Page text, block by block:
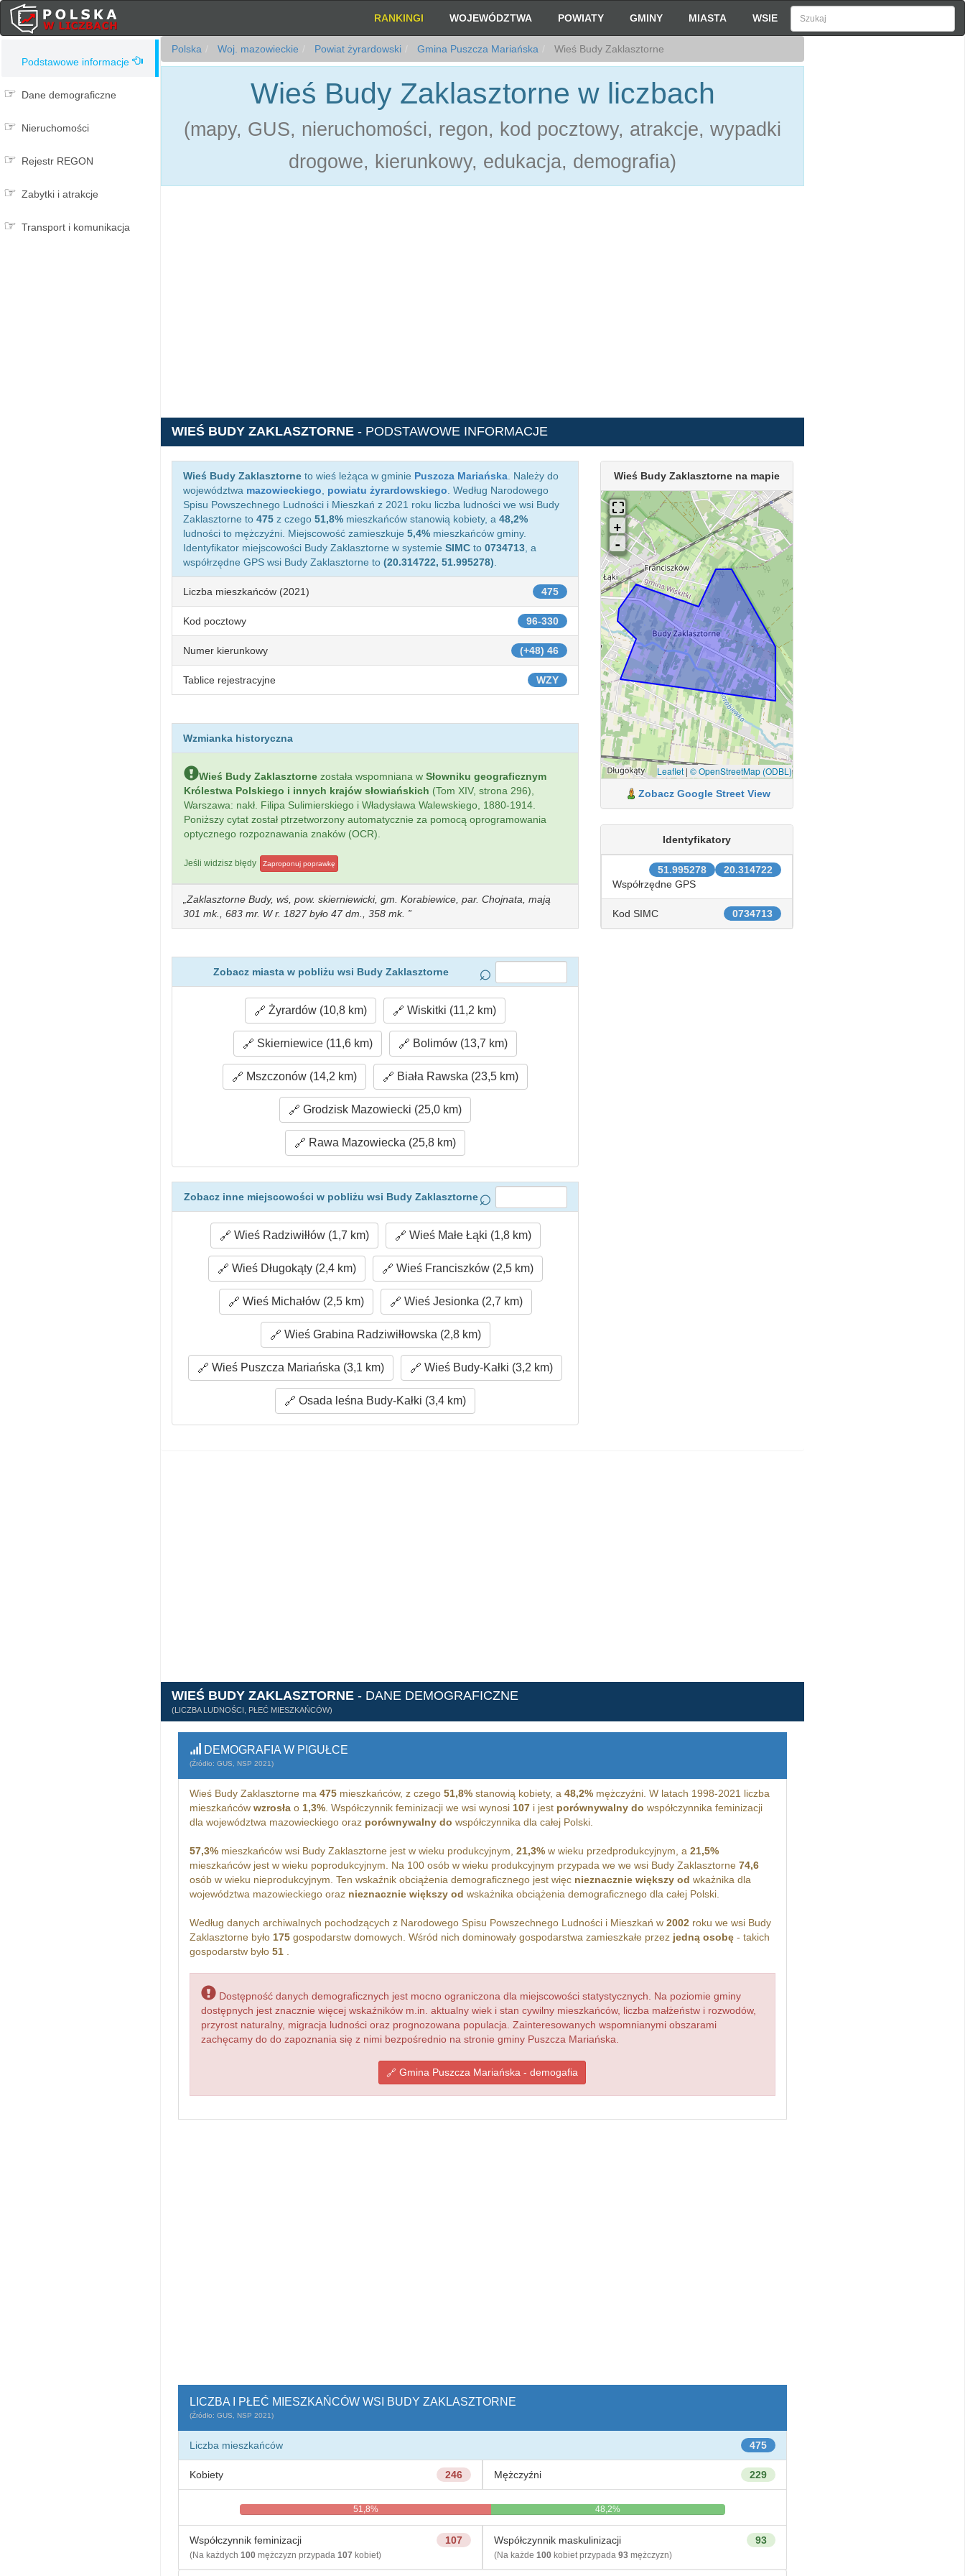
RANKINGI WOJEWÓDZTWA POWIATY GMINY MIASTA WSIE
Podstawowe informacje
Dane demograficzne
Nieruchomości
Rejestr REGON
Zabytki i atrakcje
Transport i komunikacja
Polska Woj. mazowieckie Powiat żyrardowski Gmina Puszcza Mariańska Wieś Budy Zaklasztorne
Wieś Budy Zaklasztorne w liczbach
(mapy, GUS, nieruchomości, regon, kod pocztowy, atrakcje, wypadki
drogowe, kierunkowy, edukacja, demografia)
WIEŚ BUDY ZAKLASZTORNE - PODSTAWOWE INFORMACJE
Wieś Budy Zaklasztorne to wieś leżąca w gminie Puszcza Mariańska . Należy do
województwa mazowieckiego powiatu żyrardowskiego . Według Narodowego
Spisu Powszechnego Ludności i Mieszkań z 2021 roku liczba ludności we wsi Budy
Zaklasztorne to 475 z czego 51,8% mieszkańców stanowią kobiety, a 48,2%
ludności to mężczyźni. Miejscowość zamieszkuje 5,4% mieszkańców gminy.
Identyfikator miejscowości Budy Zaklasztorne w systemie SIMC to 0734713 , a
współrzędne GPS wsi Budy Zaklasztorne to (20.314722, 51.995278)
475
Liczba mieszkańców (2021)
96-330
Kod pocztowy
(+48) 46
Numer kierunkowy
WZY
Tablice rejestracyjne
Wzmianka historyczna
Wieś Budy Zaklasztorne została wspomniana w Słowniku geograficznym
Królestwa Polskiego i innych krajów słowiańskich (Tom XIV, strona 296),
Warszawa: nakł. Filipa Sulimierskiego i Władysława Walewskiego, 1880-1914.
Poniższy cytat został ptrzetworzony automatycznie za pomocą oprogramowania
optycznego rozpoznawania znaków (OCR).
Jeśli widzisz błędy Zaproponuj poprawkę
Zaklasztorne Budy, wś, pow. skierniewicki, gm. Korabiewice, par. Chojnata, mają
301 mk., 683 mr. W r. 1827 było 47 dm., 358 mk.
Zobacz miasta w pobliżu wsi Budy Zaklasztorne
Żyrardów (10,8 km) Wiskitki (11,2 km)
Skierniewice (11,6 km) Bolimów (13,7 km)
Mszczonów (14,2 km) Biała Rawska (23,5 km)
Grodzisk Mazowiecki (25,0 km)
Rawa Mazowiecka (25,8 km)
Zobacz inne miejscowości w pobliżu wsi Budy Zaklasztorne
Wieś Radziwiłłów (1,7 km) Wieś Małe Łąki (1,8 km)
Wieś Długokąty (2,4 km) Wieś Franciszków (2,5 km)
Wieś Michałów (2,5 km) Wieś Jesionka (2,7 km)
Wieś Grabina Radziwiłłowska (2,8 km)
Wieś Puszcza Mariańska (3,1 km) Wieś Budy-Kałki (3,2 km)
Osada leśna Budy-Kałki (3,4 km)
Wieś Budy Zaklasztorne na mapie
Leaflet| © OpenStreetMap (ODBL)
Zobacz Google Street View
Identyfikatory
20.314722
51.995278
Współrzędne GPS
0734713
Kod SIMC
WIEŚ BUDY ZAKLASZTORNE - DANE DEMOGRAFICZNE
(LICZBA LUDNOŚCI, PŁEĆ MIESZKAŃCÓW)
DEMOGRAFIA W PIGUŁCE
(Źródło: GUS, NSP 2021)
Wieś Budy Zaklasztorne ma 475mieszkańców, z czego 51,8%stanowią kobiety, a 48,2%mężczyźni. W latach 1998-2021 liczba
mieszkańców wzrosłao 1,3%. Współczynnik feminizacji we wsi wynosi 107i jest porównywalny do współczynnika feminizacji
dla województwa mazowieckiego oraz porównywalny do współczynnika dla całej Polski.
57,3%mieszkańców wsi Budy Zaklasztorne jest w wieku produkcyjnym, 21,3%w wieku przedprodukcyjnym, a 21,5%
mieszkańców jest w wieku poprodukcyjnym. Na 100 osób w wieku produkcyjnym przypada we we wsi Budy Zaklasztorne 74,6
osób w wieku nieprodukcyjnym. Ten wskaźnik obciążenia demograficznego jest więc nieznacznie większy od wkażnika dla
województwa mazowieckiego oraz nieznacznie większy od wskażnika obciążenia demograficznego dla całej Polski.
Według danych archiwalnych pochodzących z Narodowego Spisu Powszechnego Ludności i Mieszkań w 2002roku we wsi Budy
Zaklasztorne było 175gospodarstw domowych. Wśród nich dominowały gospodarstwa zamieszkałe przez jedną osobę- takich
gospodarstw było 51.
Dostępność danych demograficznych jest mocno ograniczona dla miejscowości statystycznych. Na poziomie gminy
dostępnych jest znacznie więcej wskaźników m.in. aktualny wiek i stan cywilny mieszkańców, liczba małżeństw i rozwodów,
przyrost naturalny, migracja ludności oraz prognozowana populacja. Zainteresowanych wspomnianymi obszarami
zachęcamy do do zapoznania się z nimi bezpośrednio na stronie gminy Puszcza Mariańska.
Gmina Puszcza Mariańska - demogafia
LICZBA I PŁEĆ MIESZKAŃCÓW WSI BUDY ZAKLASZTORNE
(Źródło: GUS, NSP 2021)
475
Liczba mieszkańców
246
Kobiety 229
Mężczyźni
51,8% 48,2%
107
Współczynnik feminizacji
(Na każdych 100mężczyzn przypada 107 kobiet)
93
Współczynnik maskulinizacji
(Na każde 100kobiet przypada 93mężczyzn)